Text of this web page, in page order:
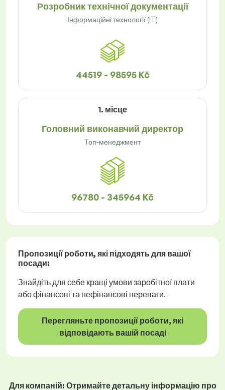
Розробник технічної документації
Інформаційні технології (IT)
44519 - 98595 Kč
1. місце
Головний виконавчий директор
Топ-менеджмент
96780 - 345964 Kč
Пропозиції роботи, які підходять для вашої
посади:
Знайдіть для себе кращі умови заробітної плати
або фінансові та нефінансові переваги.
Перегляньте пропозиції роботи, які
відповідають вашій посаді
Для компаній: Отримайте детальну інформацію про